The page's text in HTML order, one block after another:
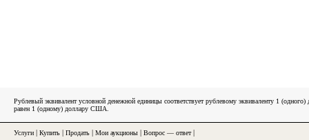
Рублевый эквивалент условной денежной единицы соответствует рублевому эквиваленту 1
равен 1 (одному) доллару США.
Услуги Купить Продать Мои аукционы Вопрос — ответ|